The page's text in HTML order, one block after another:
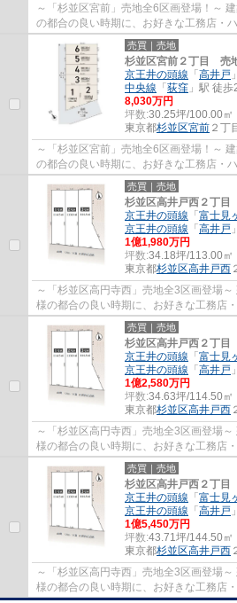
～「杉並区宮前」売地全6区画登場！～ 建築条件はございません。 お客様
の都合の良い時期に、お好きな工務店・
り自由な建物を建築して頂けます。 打合...
売買｜売地
杉並区宮前２丁目 売
京王井の頭線 「高井戸
中央線 「荻窪 」駅 徒
8,030万円
坪数:30.25坪/100.00㎡
東京都杉並区宮前 ２丁
～「杉並区宮前」売地全6区画登場！～ 建築条件はございません。 お客様
の都合の良い時期に、お好きな工務店・
り自由な建物を建築して頂けます。 打合...
売買｜売地
杉並区高井戸西２丁
京王井の頭線 「富士見
京王井の頭線 「高井戸
1億1,980万円
坪数:34.18坪/113.00㎡
東京都杉並区高井戸西
～「杉並区高円寺西」売地全3区画登場～ 建築条件はございません。 お客
様の都合の良い時期に、お好きな工務店
限り自由な建物を建築して頂けます。 打...
売買｜売地
杉並区高井戸西２丁
京王井の頭線 「富士見
京王井の頭線 「高井戸
1億2,580万円
坪数:34.63坪/114.50㎡
東京都杉並区高井戸西
～「杉並区高円寺西」売地全3区画登場～ 建築条件はございません。 お客
様の都合の良い時期に、お好きな工務店
限り自由な建物を建築して頂けます。 打...
売買｜売地
杉並区高井戸西２丁
京王井の頭線 「富士見
京王井の頭線 「高井戸
1億5,450万円
坪数:43.71坪/144.50㎡
東京都杉並区高井戸西
～「杉並区高円寺西」売地全3区画登場～ 建築条件はございません。 お客
様の都合の良い時期に、お好きな工務店